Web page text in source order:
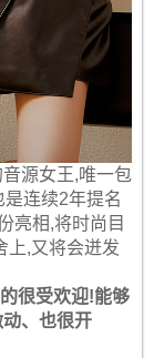
源女王,唯一包
连续2年提名
亮相,将时尚目
上,又将会迸发
很受欢迎!能够
、也很开